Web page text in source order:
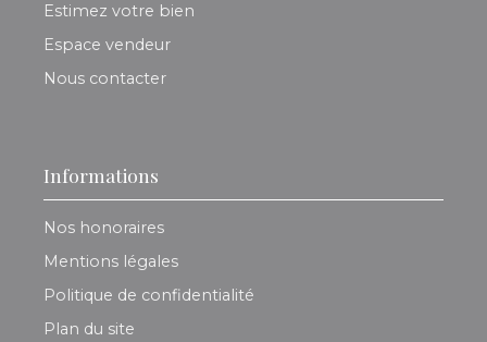
Estimez votre bien
Espace vendeur
Nous contacter
Informations
Nos honoraires
Mentions légales
Politique de confidentialité
Plan du site